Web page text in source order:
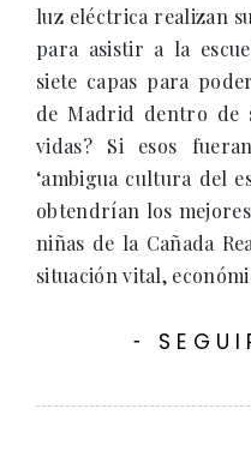
luz eléctrica realizan
para asistir a la
siete capas para
de Madrid dentro de
vidas? Si esos
‘ambigua cultura del
obtendrían los
niñas de la Cañada
situación vital,
-